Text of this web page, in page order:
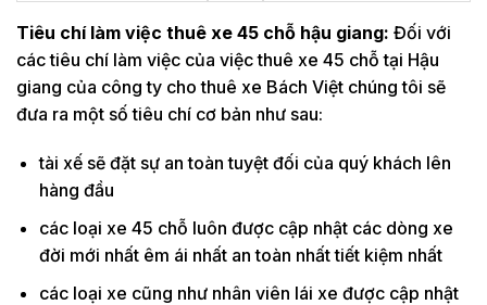
Tiêu chí làm việc thuê xe 45 chỗ hậu giang: Đối với
các tiêu chí làm việc của việc thuê xe 45 chỗ tại Hậu
giang của công ty cho thuê xe Bách Việt chúng tôi sẽ
đưa ra một số tiêu chí cơ bản như sau:
tài xế sẽ đặt sự an toàn tuyệt đối của quý khách lên
hàng đầu
các loại xe 45 chỗ luôn được cập nhật các dòng xe
đời mới nhất êm ái nhất an toàn nhất tiết kiệm nhất
các loại xe cũng như nhân viên lái xe được cập nhật